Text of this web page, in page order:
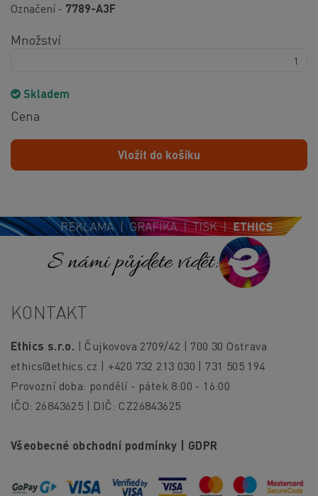
Označení - 7789-A3F
Množství
Skladem
Cena
Vložit do košíku
S námi půjdete vidět!
KONTAKT
Ethics s.r.o. | Čujkovova 2709/42 | 700 30 Ostrava
ethics@ethics.cz | +420 732 213 030 | 731 505 194
Provozní doba: pondělí - pátek 8:00 - 16:00
IČO: 26843625 | DIČ: CZ26843625
Všeobecné obchodní podmínky GDPR